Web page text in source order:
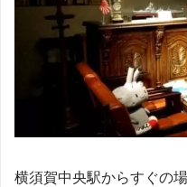
横須賀中央駅からすぐの